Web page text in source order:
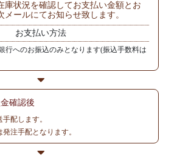
庫状況を確認してお支払い金額とお
メールにてお知らせ致します。
お支払い方法
行へのお振込のみとなります(振込手数料は
確認後
配します。
注手配となります。